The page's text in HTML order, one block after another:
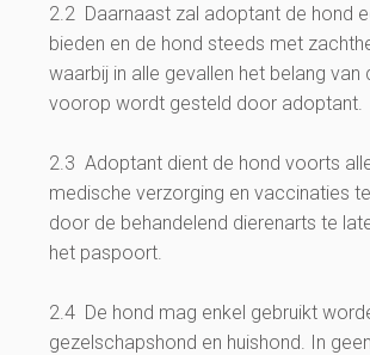
2.2 Daarnaast zal adoptant de hond
bieden en de hond steeds met
waarbij in alle gevallen het belang van
voorop wordt gesteld door adoptant.
2.3 Adoptant dient de hond voorts
medische verzorging en vaccinaties
door de behandelend dierenarts te
het paspoort.
2.4 De hond mag enkel gebruikt
gezelschapshond en huishond. In